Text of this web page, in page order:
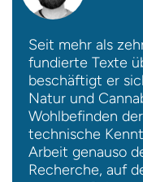
Seit mehr als
fundierte Texte
beschäftigt er
Natur und
Wohlbefinden
technische
Arbeit genauso
Recherche, auf